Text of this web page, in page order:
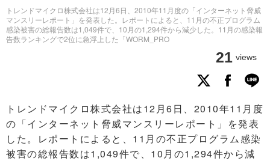
トレンドマイクロ株式会社は12月6日、2010年11月度の「インターネット脅威
マンスリーレポート」を発表した。レポートによると、11月の不正プログラム
感染被害の総報告数は1,049件で、10月の1,294件から減少した。11月の感染報
告数ランキングで2位に急浮上した「WORM_PRO
21 views
トレンドマイクロ株式会社は12月6日、2010年11月度
の「インターネット脅威マンスリーレポート」を発表
した。レポートによると、11月の不正プログラム感染
被害の総報告数は1,049件で、10月の1,294件から減